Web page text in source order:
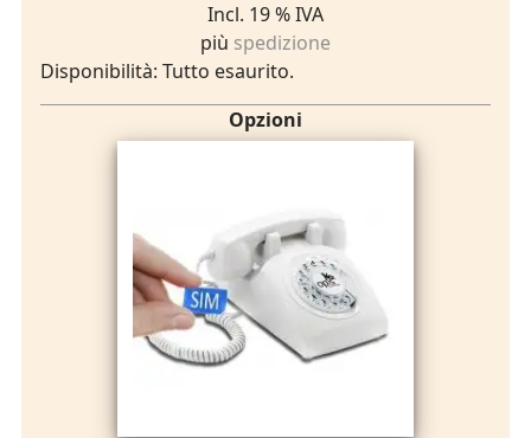
Incl. 19 % IVA
più spedizione
Disponibilità: Tutto esaurito.
Opzioni